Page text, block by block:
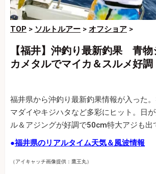
TOP > ソルトルアー > オフショア >
【福井】沖釣り最新釣果 青物
カメタルでマイカ＆スルメ好調
福井県から沖釣り最新釣果情報が入った
マダイやキジハタなど多彩にヒット。日
ル＆アジングが好調で50cm特大アジも出
●福井県のリアルタイム天気＆風波情報
（アイキャッチ画像提供：鷹王丸）